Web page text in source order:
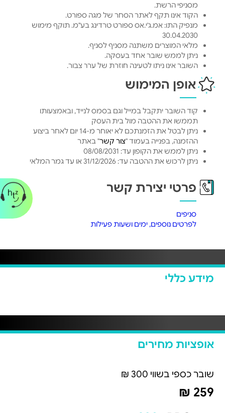
מסניפי הרשת.
הקוד אינו תקף לאתר הסחר של מגה ספורט.
מנפיק התו: אמ.ג'י.אס ספורט טרדינג בע"מ. תוקף מימוש
30.04.2030
מלאי המוצרים משתנה מסניף לסניף.
ניתן לממש שובר אחד בעסקה.
השובר אינו ניתן לטעינה חוזרת של ערך צבור.
אופן המימוש
קוד השובר יתקבל במייל וגם בסמס לנייד, ובאמצעותו
תממשו את ההטבה מול בית העסק
ניתן לבטל את הזמנתכם לא יאוחר מ-14 יום לאחר ביצוע
ההזמנה, בפנייה בעמוד "צור קשר" באתר
ניתן לממש את הקופון עד: 08/08/2031
ניתן לרכוש את ההטבה עד: 31/12/2026 או עד גמר המלאי
פרטי יצירת קשר
סניפים
לפרטים נוספים, ימים ושעות פעילות
מידע כללי
אופציות מחירים
שובר כספי בשווי 300 ₪
259 ₪